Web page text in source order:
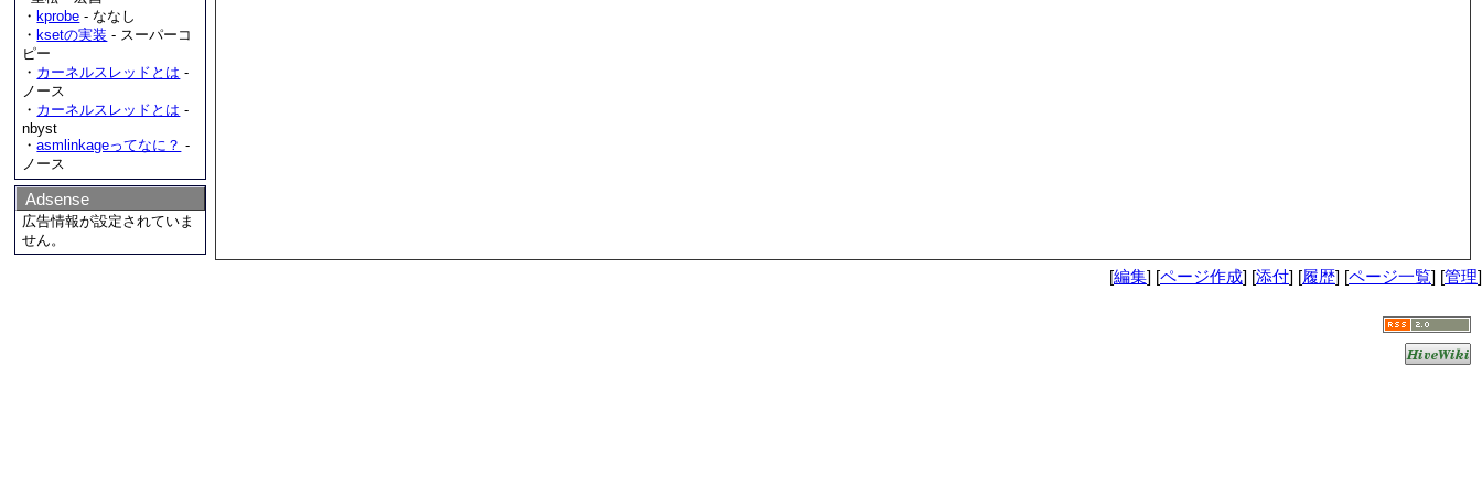
・ kprobe - ななし
・ ksetの実装 - スーパーコ
ピー
・ カーネルスレッドとは -
ノース
・ カーネルスレッドとは -
nbyst
・asmlinkageってなに？ -
ノース
Adsense
広告情報が設定されていま
せん。
[編集] [ページ作成] [添付] [履歴] [ページ一覧] [管理]